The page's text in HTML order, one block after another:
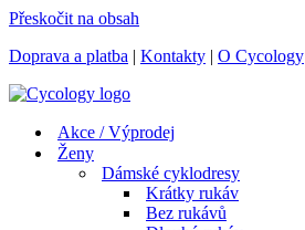
Přeskočit na obsah
Doprava a platba | Kontakty | O Cycology
Akce / Výprodej
Ženy
Dámské cyklodresy
Krátky rukáv
Bez rukávů